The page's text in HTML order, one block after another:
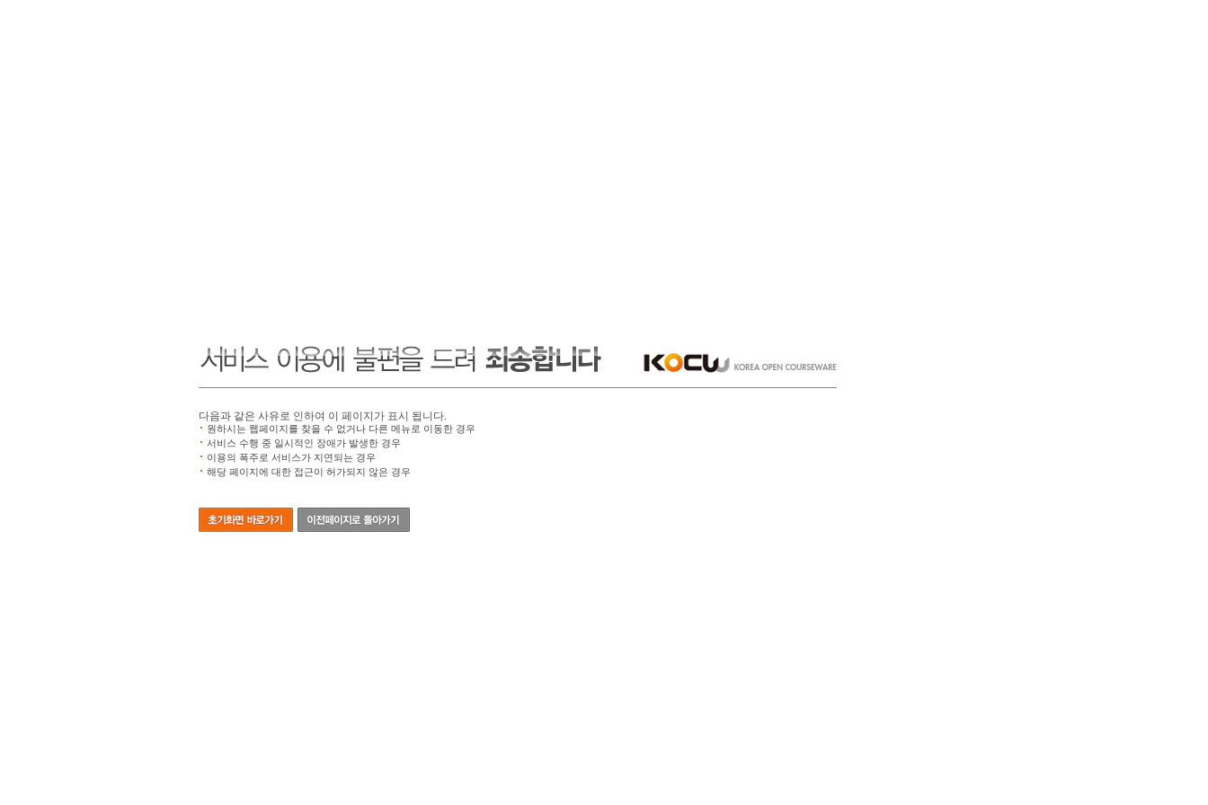
다음과 같은 사유로 인하여 이 페이지가 표시 됩니다.
원하시는 웹페이지를 찾을 수 없거나 다른 메뉴로 이동한 경우
서비스 수행 중 일시적인 장애가 발생한 경우
이용의 폭주로 서비스가 지연되는 경우
해당 페이지에 대한 접근이 허가되지 않은 경우